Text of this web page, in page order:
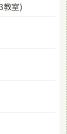
教室)